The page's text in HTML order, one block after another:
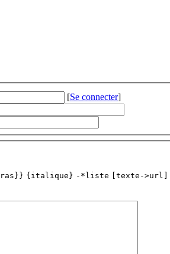
[Se connecter]
{italique} -*liste [texte->url]